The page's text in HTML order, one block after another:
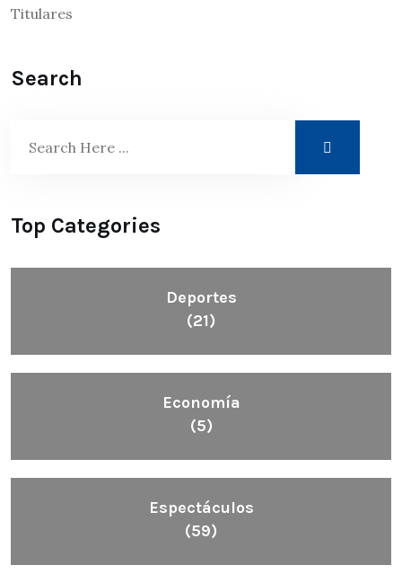
Titulares
Search
Top Categories
Deportes
(21)
Economía
(5)
Espectáculos
(59)